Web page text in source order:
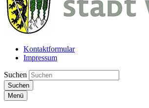
Kontaktformular
Impressum
Suchen
Suchen
Menü